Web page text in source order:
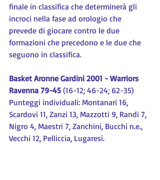
finale in classifica che determinerà gli
incroci nella fase ad orologio che
prevede di giocare contro le due
formazioni che precedono e le due che
seguono in classifica.
Basket Aronne Gardini 2001 - Warriors
Ravenna 79-45 (16-12; 46-24; 62-35)
Punteggi individuali: Montanari 16,
Scardovi 11, Zanzi 13, Mazzotti 9, Randi 7,
Nigro 4, Maestri 7, Zanchini, Bucchi n.e.,
Vecchi 12, Pelliccia, Lugaresi.